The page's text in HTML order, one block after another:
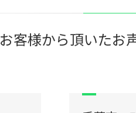
お客様から頂いたお